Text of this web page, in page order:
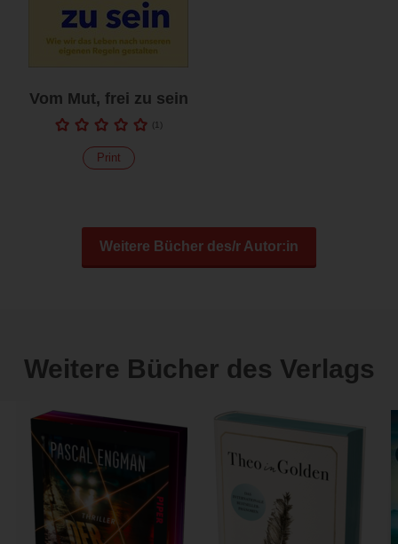
Vom Mut, frei zu sein
(1 )
Print
Weitere Bücher des/r Autor:in
Weitere Bücher des Verlags